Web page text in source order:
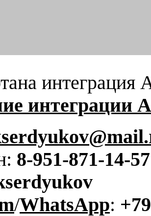
интеграции
8-951-871-14-57
/WhatsApp: